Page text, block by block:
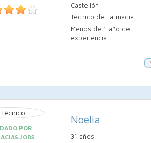
Castellón
Técnico de Farmacia
Menos de 1 año de
experiencia
POR
Noelia
31 años